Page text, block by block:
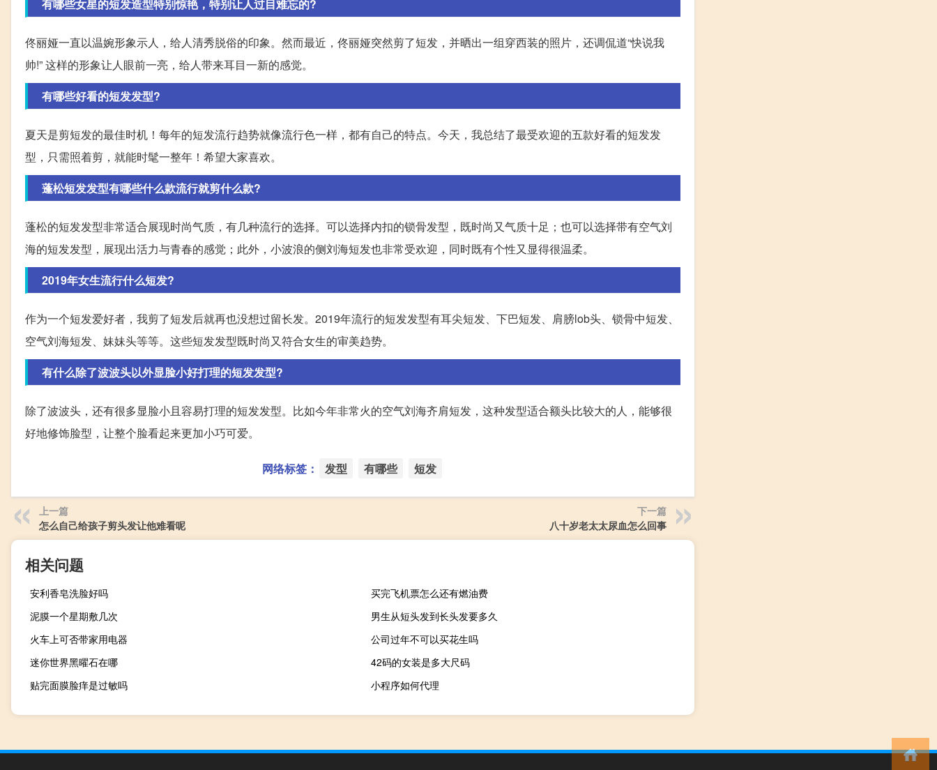
有哪些女星的短发造型特别惊艳，特别让人过目难忘的?
佟丽娅一直以温婉形象示人，给人清秀脱俗的印象。然而最近，佟丽娅突然剪了短发，并晒出一组穿西装的照片，还调侃道“快说我
帅!” 这样的形象让人眼前一亮，给人带来耳目一新的感觉。
有哪些好看的短发发型?
夏天是剪短发的最佳时机！每年的短发流行趋势就像流行色一样，都有自己的特点。今天，我总结了最受欢迎的五款好看的短发发
型，只需照着剪，就能时髦一整年！希望大家喜欢。
蓬松短发发型有哪些什么款流行就剪什么款?
蓬松的短发发型非常适合展现时尚气质，有几种流行的选择。可以选择内扣的锁骨发型，既时尚又气质十足；也可以选择带有空气刘
海的短发发型，展现出活力与青春的感觉；此外，小波浪的侧刘海短发也非常受欢迎，同时既有个性又显得很温柔。
2019年女生流行什么短发?
作为一个短发爱好者，我剪了短发后就再也没想过留长发。2019年流行的短发发型有耳尖短发、下巴短发、肩膀lob头、锁骨中短发、
空气刘海短发、妹妹头等等。这些短发发型既时尚又符合女生的审美趋势。
有什么除了波波头以外显脸小好打理的短发发型?
除了波波头，还有很多显脸小且容易打理的短发发型。比如今年非常火的空气刘海齐肩短发，这种发型适合额头比较大的人，能够很
好地修饰脸型，让整个脸看起来更加小巧可爱。
网络标签： 发型 有哪些 短发
上一篇
怎么自己给孩子剪头发让他难看呢
下一篇
八十岁老太太尿血怎么回事
相关问题
安利香皂洗脸好吗
买完飞机票怎么还有燃油费
泥膜一个星期敷几次
男生从短头发到长头发要多久
火车上可否带家用电器
公司过年不可以买花生吗
迷你世界黑曜石在哪
42码的女装是多大尺码
贴完面膜脸痒是过敏吗
小程序如何代理